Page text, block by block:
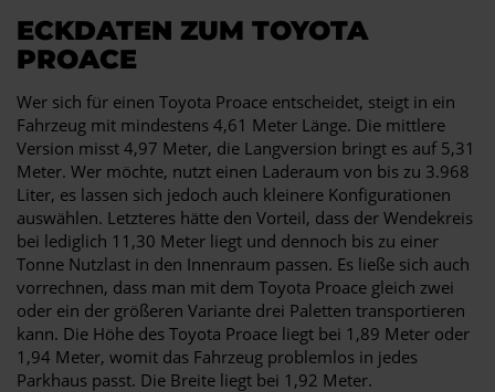
ECKDATEN ZUM TOYOTA
PROACE
Wer sich für einen Toyota Proace entscheidet, steigt in ein
Fahrzeug mit mindestens 4,61 Meter Länge. Die mittlere
Version misst 4,97 Meter, die Langversion bringt es auf 5,31
Meter. Wer möchte, nutzt einen Laderaum von bis zu 3.968
Liter, es lassen sich jedoch auch kleinere Konfigurationen
auswählen. Letzteres hätte den Vorteil, dass der Wendekreis
bei lediglich 11,30 Meter liegt und dennoch bis zu einer
Tonne Nutzlast in den Innenraum passen. Es ließe sich auch
vorrechnen, dass man mit dem Toyota Proace gleich zwei
oder ein der größeren Variante drei Paletten transportieren
kann. Die Höhe des Toyota Proace liegt bei 1,89 Meter oder
1,94 Meter, womit das Fahrzeug problemlos in jedes
Parkhaus passt. Die Breite liegt bei 1,92 Meter.